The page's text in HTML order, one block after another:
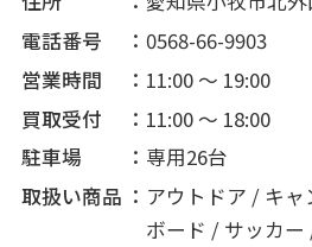
電話番号
0568-66-9903
営業時間
11:00 ～ 19:00
買取受付
11:00 ～ 18:00
駐車場
専用26台
取扱い商品
アウトドア / キ
ボード / サッカ